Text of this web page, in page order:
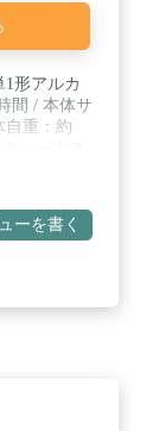
形アルカ
間 / 本体サ
自重：約
採用 / 防水
ーを書く